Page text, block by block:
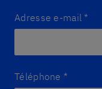
Adresse e-mail *
Téléphone *